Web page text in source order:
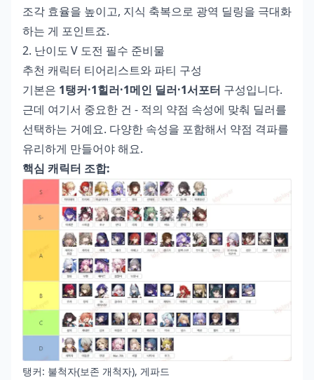
조각 효율을 높이고, 지식 축복으로 광역 딜링을 극대화
하는 게 포인트죠.
2. 난이도 V 도전 필수 준비물
추천 캐릭터 티어리스트와 파티 구성
기본은 1탱커·1힐러·1메인 딜러·1서포터 구성입니다.
근데 여기서 중요한 건 - 적의 약점 속성에 맞춰 딜러를
선택하는 거예요. 다양한 속성을 포함해서 약점 격파를
유리하게 만들어야 해요.
핵심 캐릭터 조합:
탱커: 불척자(보존 개척자), 게파드